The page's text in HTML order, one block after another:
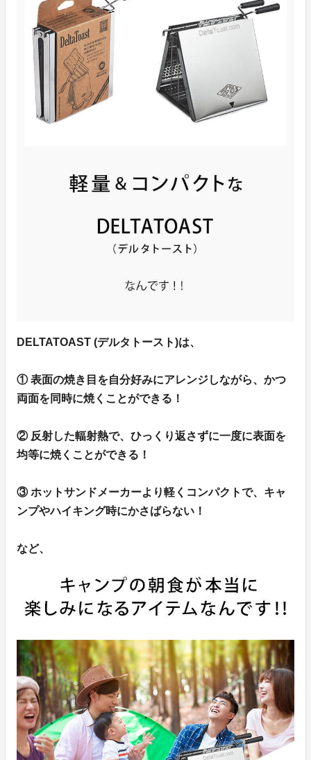
DELTATOAST (デルタトースト)は、
① 表面の焼き目を自分好みにアレンジしながら、かつ
両面を同時に焼くことができる！
② 反射した輻射熱で、ひっくり返さずに一度に表面を
均等に焼くことができる！
③ ホットサンドメーカーより軽くコンパクトで、キャ
ンプやハイキング時にかさばらない！
など、